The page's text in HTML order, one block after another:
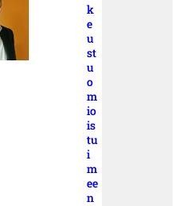
k
e
u
st
u
o
m
io
is
tu
i
m
ee
n